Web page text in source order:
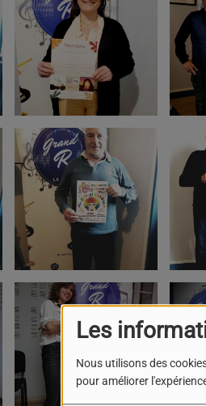
Les
Nous utilisons des
pour améliorer